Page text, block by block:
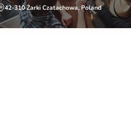
42-310 Żarki Czatachowa, Poland